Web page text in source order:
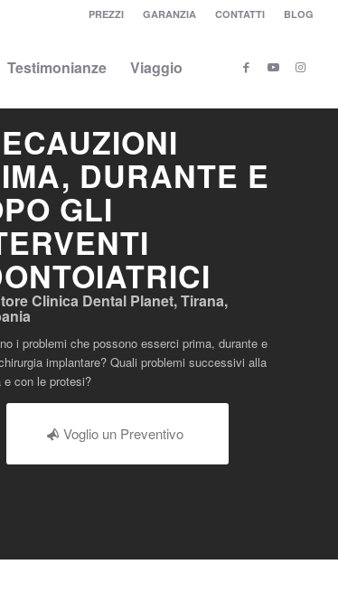
PREZZI GARANZIA CONTATTI BLOG
Testimonianze Viaggio
DURANTE E
GLI
Clinica Dental Planet, Tirana,
i problemi che possono esserci prima, durante e
implantare? Quali problemi successivi alla
e con le protesi?
Voglio un Preventivo